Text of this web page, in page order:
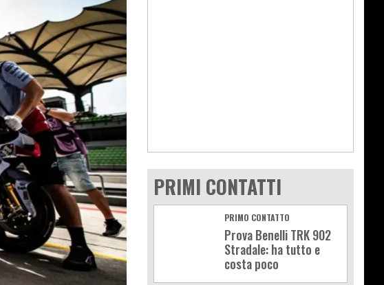
PRIMI CONTATTI
PRIMO CONTATTO
Prova Benelli TRK 902
Stradale: ha tutto e
costa poco